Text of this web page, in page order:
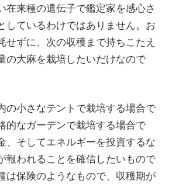
在来種の遺伝子で鑑定家を感心さ
しているわけではありません。お
せずに、次の収穫まで持ちこたえ
の大麻を栽培したいだけなので
の小さなテントで栽培する場合で
的なガーデンで栽培する場合で
、そしてエネルギーを投資するな
報われることを確信したいもので
は保険のようなもので、収穫期が